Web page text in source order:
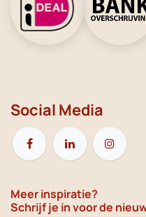
Social Media
Meer inspiratie?
Schrijf je in voor de